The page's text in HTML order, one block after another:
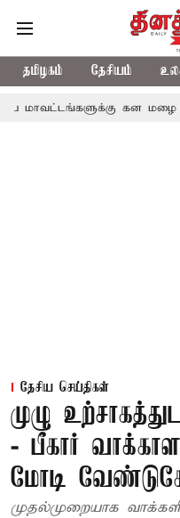
தமிழகம் தேசியம்
கன மழை எச்சரிக்கை
தேசிய செய்திகள்
முழு
- பீகார்
மோடி
முதல்முறையாக